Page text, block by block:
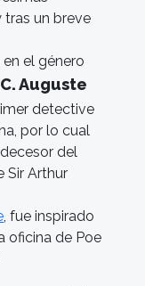
tras un breve
el género
C. Auguste
detective
por lo cual
del
Sir Arthur
, fue inspirado
oficina de Poe